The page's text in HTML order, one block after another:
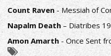
Count Raven - Messiah of
Napalm Death – Diatribes
Amon Amarth - Once Sent